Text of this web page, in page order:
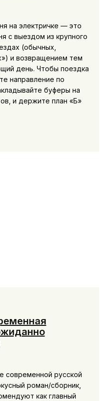
на электричке — это
с выездом из крупного
(обычных,
и возвращением тем
день. Чтобы поездка
направление по
буферы на
и держите план «Б»
современной русской
роман/сборник,
как главный